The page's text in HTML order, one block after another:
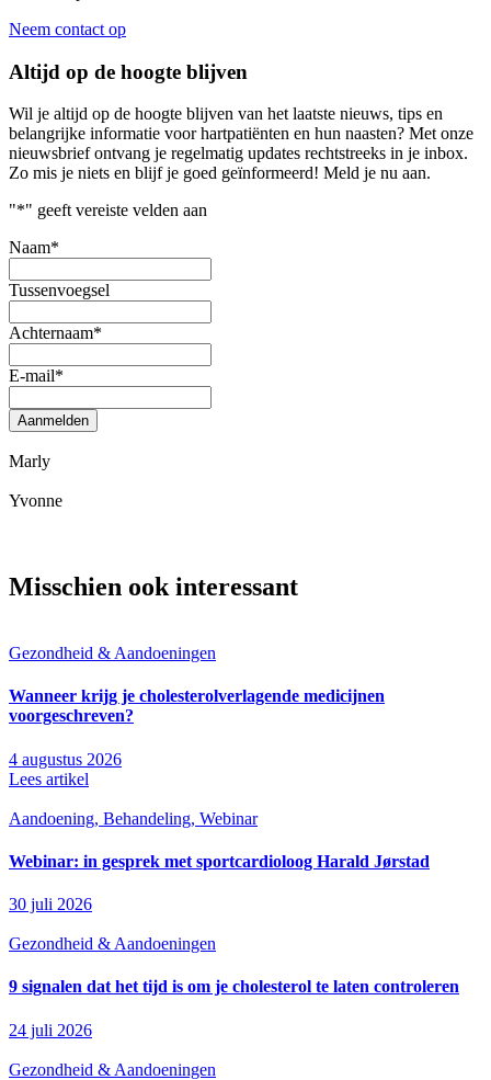
Neem contact op
Altijd op de hoogte blijven
Wil je altijd op de hoogte blijven van het laatste nieuws, tips en
belangrijke informatie voor hartpatiënten en hun naasten? Met onze
nieuwsbrief ontvang je regelmatig updates rechtstreeks in je inbox.
Zo mis je niets en blijf je goed geïnformeerd! Meld je nu aan.
"*" geeft vereiste velden aan
Naam*
Tussenvoegsel
Achternaam*
E-mail*
Aanmelden
Marly
Yvonne
Misschien ook interessant
Gezondheid & Aandoeningen
Wanneer krijg je cholesterolverlagende medicijnen
voorgeschreven?
4 augustus 2026
Lees artikel
Aandoening, Behandeling, Webinar
Webinar: in gesprek met sportcardioloog Harald Jørstad
30 juli 2026
Gezondheid & Aandoeningen
9 signalen dat het tijd is om je cholesterol te laten controleren
24 juli 2026
Gezondheid & Aandoeningen